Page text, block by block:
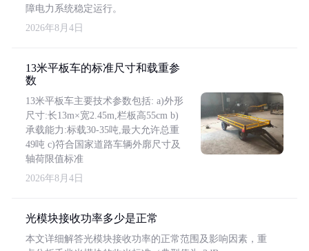
障电力系统稳定运行。
2026年8月4日
13米平板车的标准尺寸和载重参
数
13米平板车主要技术参数包括: a)外形
尺寸:长13m×宽2.45m,栏板高55cm b)
承载能力:标载30-35吨,最大允许总重
49吨 c)符合国家道路车辆外廓尺寸及
轴荷限值标准
2026年8月4日
光模块接收功率多少是正常
本文详细解答光模块接收功率的正常范围及影响因素，重